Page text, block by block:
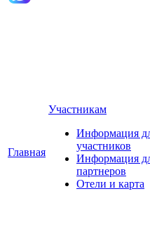
Главная
Участникам
Информация
участников
Информация
партнеров
Отели и карта